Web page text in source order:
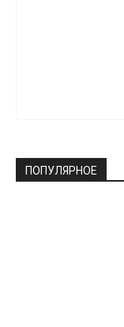
ПОПУЛЯРНОЕ